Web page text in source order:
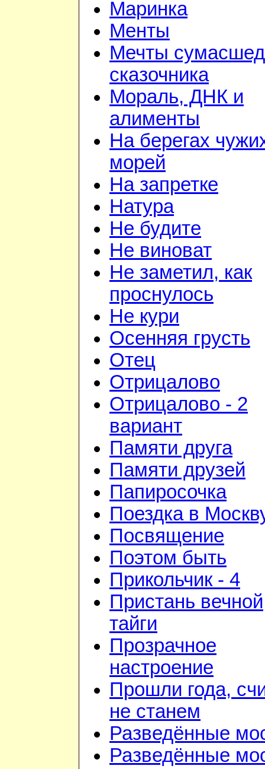
Маринка
Менты
Мечты
сказочника
Мораль, ДНК и
алименты
На берегах
морей
На запретке
Натура
Не будите
Не виноват
Не заметил, как
проснулось
Не кури
Осенняя грусть
Отец
Отрицалово
Отрицалово - 2
вариант
Памяти друга
Памяти друзей
Папиросочка
Поездка в
Посвящение
Поэтом быть
Прикольчик - 4
Пристань вечной
тайги
Прозрачное
настроение
Прошли года,
не станем
Разведённые
Разведённые